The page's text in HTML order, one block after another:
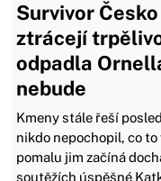
Survivor
ztrácejí
odpadla
nebude
Kmeny stále řeší
nikdo nepochopil, co
pomalu jim začíná
soutěžích úspěšné